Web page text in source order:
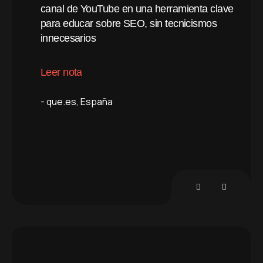
canal de YouTube en una herramienta clave
para educar sobre SEO, sin tecnicismos
innecesarios
Leer nota
que.es España